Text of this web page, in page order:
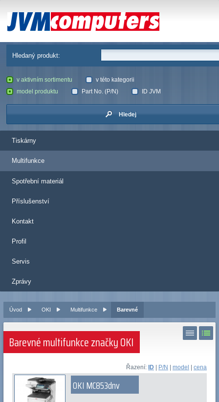
JVM Computers
Hledaný produkt:
v aktivním sortimentu
v této kategorii
model produktu
Part No. (P/N) ID JVM
Hledej
Tiskárny
Multifunkce
Spotřební materiál
Příslušenství
Kontakt
Profil
Servis
Zprávy
Úvod OKI Multifunkce Barevné
Barevné multifunkce značky OKI
Řazení:ID | P/N |model |cena
OKI MC853dnv